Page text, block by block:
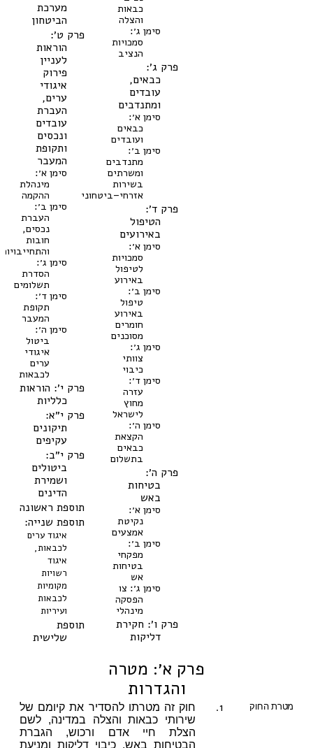
כבאות
והצלה
סימן ג׳:
סמכויות
הנציב
פרק ג׳:
כבאים,
עובדים
ומתנדבים
סימן א׳:
כבאים
ועובדים
סימן ב׳:
מתנדבים
ומשרתים
בשירות
אזרחי–ביטחוני
פרק ד׳:
הטיפול
באירועים
סימן א׳:
סמכויות
לטיפול
באירוע
סימן ב׳:
טיפול
באירוע
חומרים
מסוכנים
סימן ג׳:
צוותי
כיבוי
סימן ד׳:
עזרה
מחוץ
לישראל
סימן ה׳:
הקצאת
כבאים
בתשלום
פרק ה׳:
בטיחות
באש
סימן א׳:
נקיטת
אמצעים
סימן ב׳:
מפקחי
בטיחות
אש
סימן ג׳: צו
הפסקה
מינהלי
פרק ו׳: חקירת
דליקות
מערכת
הביטחון
פרק ט׳:
הוראות
לעניין
פירוק
איגודי
ערים,
העברת
עובדים
ונכסים
ותקופת
המעבר
סימן א׳:
מינהלת
ההקמה
סימן ב׳:
העברת
נכסים,
חובות
והתחייבויות
סימן ג׳:
הסדרת
תשלומים
סימן ד׳:
תקופת
המעבר
סימן ה׳:
ביטול
איגודי
ערים
לכבאות
פרק י׳: הוראות
כלליות
פרק י״א:
תיקונים
עקיפים
פרק י״ב:
ביטולים
ושמירת
הדינים
תוספת ראשונה
תוספת שנייה:
איגוד ערים
לכבאות,
איגוד
רשויות
מקומיות
לכבאות
ועיריות
תוספת
שלישית
פרק א׳: מטרה
והגדרות
1. מטרת החוק
חוק זה מטרתו להסדיר את קיומם של
שירותי כבאות והצלה במדינה, לשם
הצלת חיי אדם ורכוש, הגברת
הבטיחות באש, כיבוי דליקות ומניעת